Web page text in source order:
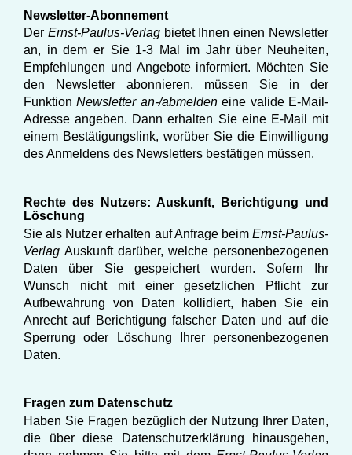
Newsletter-Abonnement
Der Ernst-Paulus-Verlagbietet Ihnen einen Newsletter
an, in dem er Sie 1-3 Mal im Jahr über Neuheiten,
Empfehlungen und Angebote informiert. Möchten Sie
den Newsletter abonnieren, müssen Sie in der
FunktionNewsletter an-/abmeldeneine valide E-Mail-
Adresse angeben. Dann erhalten Sie eine E-Mail mit
einem Bestätigungslink, worüber Sie die Einwilligung
des Anmeldens des Newsletters bestätigen müssen.
Rechte des Nutzers: Auskunft, Berichtigung und
Löschung
Sie als Nutzer erhalten auf Anfrage beim Ernst-Paulus-
Verlag Auskunft darüber, welche personenbezogenen
Daten über Sie gespeichert wurden. Sofern Ihr
Wunsch nicht mit einer gesetzlichen Pflicht zur
Aufbewahrung von Daten kollidiert, haben Sie ein
Anrecht auf Berichtigung falscher Daten und auf die
Sperrung oder Löschung Ihrer personenbezogenen
Daten.
Fragen zum Datenschutz
Haben Sie Fragen bezüglich der Nutzung Ihrer Daten,
die über diese Datenschutzerklärung hinausgehen,